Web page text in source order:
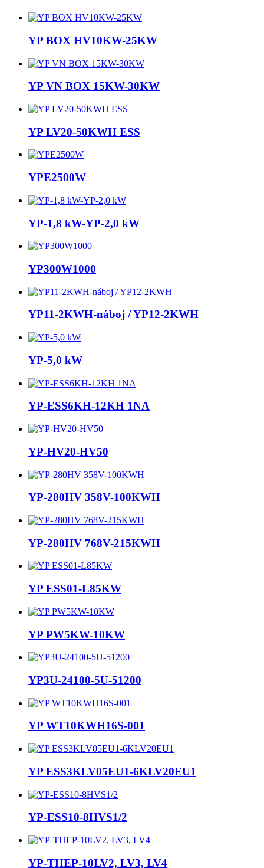
YP BOX HV10KW-25KW
YP VN BOX 15KW-30KW
YP LV20-50KWH ESS
YPE2500W
YP-1,8 kW-YP-2,0 kW
YP300W1000
YP11-2KWH-náboj / YP12-2KWH
YP-5,0 kW
YP-ESS6KH-12KH 1NA
YP-HV20-HV50
YP-280HV 358V-100KWH
YP-280HV 768V-215KWH
YP ESS01-L85KW
YP PW5KW-10KW
YP3U-24100-5U-51200
YP WT10KWH16S-001
YP ESS3KLV05EU1-6KLV20EU1
YP-ESS10-8HVS1/2
YP-THEP-10LV2, LV3, LV4